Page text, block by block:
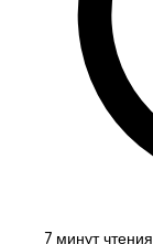
7 минут чтения